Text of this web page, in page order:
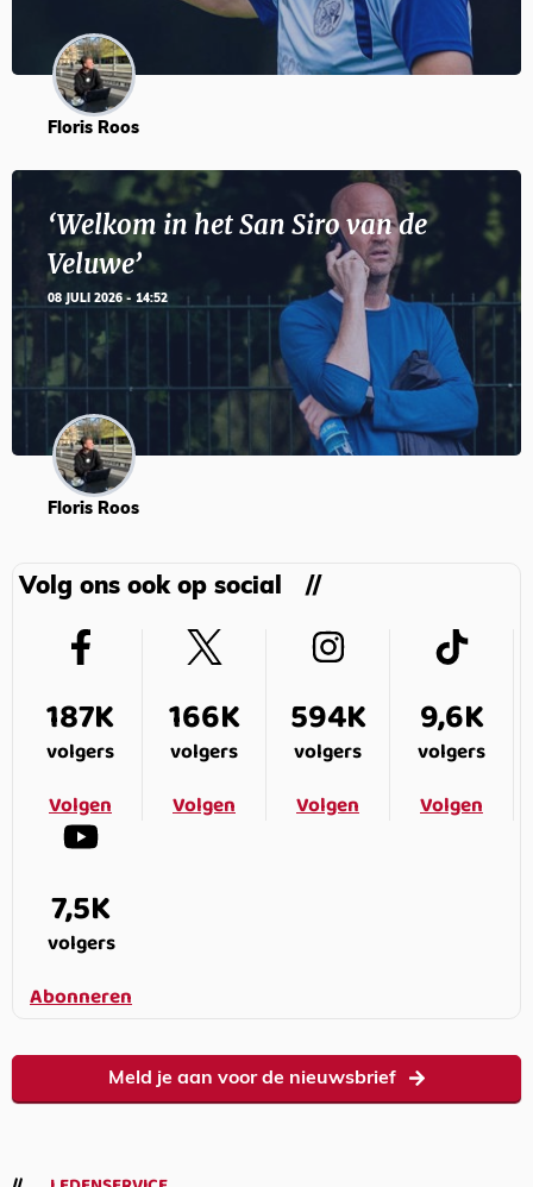
Floris Roos
‘Welkom in het San Siro van de
Veluwe’
08 JULI 2026 - 14:52
Floris Roos
Volg ons ook op social
187K
volgers
Volgen
166K
volgers
Volgen
594K
volgers
Volgen
9,6K
volgers
Volgen
7,5K
volgers
Abonneren
Meld je aan voor de nieuwsbrief